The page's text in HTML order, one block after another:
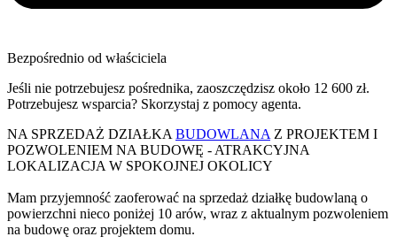
Bezpośrednio od właściciela
Jeśli nie potrzebujesz pośrednika, zaoszczędzisz około 12 600 zł.
Potrzebujesz wsparcia? Skorzystaj z pomocy agenta.
NA SPRZEDAŻ DZIAŁKA BUDOWLANA Z PROJEKTEM I
POZWOLENIEM NA BUDOWĘ - ATRAKCYJNA
LOKALIZACJA W SPOKOJNEJ OKOLICY
Mam przyjemność zaoferować na sprzedaż działkę budowlaną o
powierzchni nieco poniżej 10 arów, wraz z aktualnym pozwoleniem
na budowę oraz projektem domu.